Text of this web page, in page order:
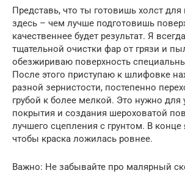
Представь, что ты готовишь холст для
здесь – чем лучше подготовишь
качественнее будет результат. Я
тщательной очистки фар от грязи и
обезжириваю поверхность
После этого приступаю к шлифовке
разной зернистости, постепенно
грубой к более мелкой. Это нужно для
покрытия и создания шероховатой
лучшего сцепления с грунтом. В
чтобы краска ложилась ровнее.
Важно: Не забывайте про малярный